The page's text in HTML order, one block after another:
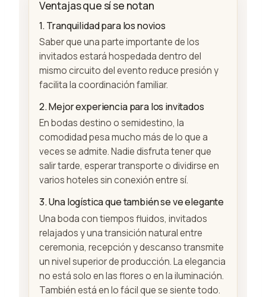
Ventajas que sí se notan
1. Tranquilidad para los novios
Saber que una parte importante de los
invitados estará hospedada dentro del
mismo circuito del evento reduce presión y
facilita la coordinación familiar.
2. Mejor experiencia para los invitados
En bodas destino o semidestino, la
comodidad pesa mucho más de lo que a
veces se admite. Nadie disfruta tener que
salir tarde, esperar transporte o dividirse en
varios hoteles sin conexión entre sí.
3. Una logística que también se ve elegante
Una boda con tiempos fluidos, invitados
relajados y una transición natural entre
ceremonia, recepción y descanso transmite
un nivel superior de producción. La elegancia
no está solo en las flores o en la iluminación.
También está en lo fácil que se siente todo.